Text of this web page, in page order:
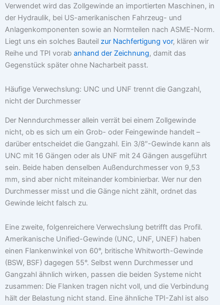
Verwendet wird das Zollgewinde an importierten Maschinen, in
der Hydraulik, bei US-amerikanischen Fahrzeug- und
Anlagenkomponenten sowie an Normteilen nach ASME-Norm.
Liegt uns ein solches Bauteil zur Nachfertigung vor, klären wir
Reihe und TPI vorab anhand der Zeichnung, damit das
Gegenstück später ohne Nacharbeit passt.
Häufige Verwechslung: UNC und UNF trennt die Gangzahl,
nicht der Durchmesser
Der Nenndurchmesser allein verrät bei einem Zollgewinde
nicht, ob es sich um ein Grob- oder Feingewinde handelt –
darüber entscheidet die Gangzahl. Ein 3/8″-Gewinde kann als
UNC mit 16 Gängen oder als UNF mit 24 Gängen ausgeführt
sein. Beide haben denselben Außendurchmesser von 9,53
mm, sind aber nicht miteinander kombinierbar. Wer nur den
Durchmesser misst und die Gänge nicht zählt, ordnet das
Gewinde leicht falsch zu.
Eine zweite, folgenreichere Verwechslung betrifft das Profil.
Amerikanische Unified-Gewinde (UNC, UNF, UNEF) haben
einen Flankenwinkel von 60°, britische Whitworth-Gewinde
(BSW, BSF) dagegen 55°. Selbst wenn Durchmesser und
Gangzahl ähnlich wirken, passen die beiden Systeme nicht
zusammen: Die Flanken tragen nicht voll, und die Verbindung
hält der Belastung nicht stand. Eine ähnliche TPI-Zahl ist also